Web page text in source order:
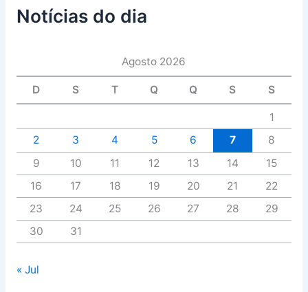
Notícias do dia
Agosto 2026
D S T Q Q S S
1
2
3 4 5 6 7
8
9
10 11 12 13 14
15
16
17 18 19 20 21
22
23
24 25 26 27 28
29
30
31
« Jul